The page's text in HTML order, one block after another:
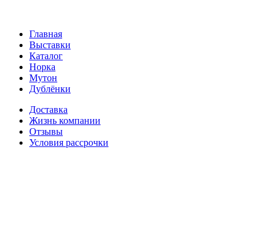
Главная
Выставки
Каталог
Норка
Мутон
Дублёнки
Доставка
Жизнь компании
Отзывы
Условия рассрочки